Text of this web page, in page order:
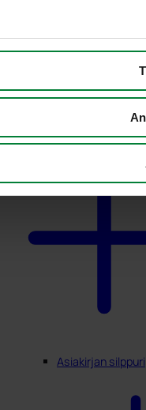
FZB
Lisävarusteet jätekäsittely
Asiakirjan silppuri